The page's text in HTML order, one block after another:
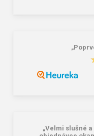
„Velmi slušné